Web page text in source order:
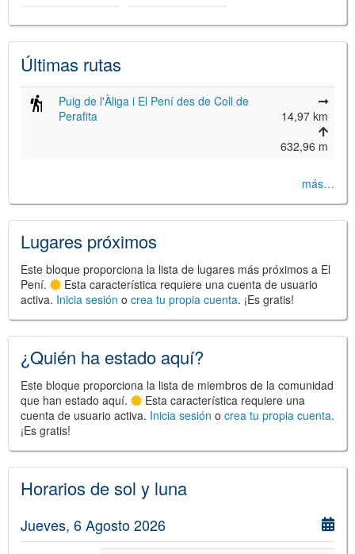
©Leaflet
JS library for interactive maps
©OpenStreetMap,OpenTopoMap
and its contributors (CC BY-SH 4.0)
©Institut Cartogràfic i Geològic de
Últimas rutas
Puig de l'Àliga i El Pení des de Coll de
Perafita
14,97 km
632,96 m
más…
Lugares próximos
Este bloque proporciona la lista de lugares más próximos a El
Pení.
Esta característica requiere una cuenta de usuario
activa. Inicia sesión o crea tu propia cuenta. ¡Es gratis!
¿Quién ha estado aquí?
Este bloque proporciona la lista de miembros de la comunidad
que han estado aquí.
Esta característica requiere una
cuenta de usuario activa. Inicia sesión o crea tu propia cuenta.
¡Es gratis!
Horarios de sol y luna
Jueves, 6 Agosto 2026